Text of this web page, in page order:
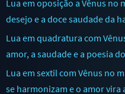
Lua em oposição a Vênus no
desejo e a doce saudade da
Lua em quadratura com
amor, a saudade e a poesia
Lua em sextil com Vênus no
se harmonizam e o amor vira